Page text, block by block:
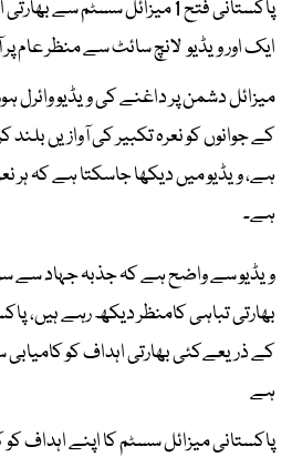
پاکستانی فتح 1 میزائل سسٹم سے
ایک اور ویڈیو لانچ سائٹ سے منظر عام
میزائل دشمن پر داغنے کی ویڈیو
کے جوانوں کو نعرہ تکبیر کی آوازیں
ہے، ویڈیو میں دیکھا جاسکتا ہے کہ ہر
ہے۔
ویڈیو سے واضح ہے کہ جذبہ جہاد سے
کے ذریعےکئی بھارتی اہداف کو کامیابی
ہے
پاکستانی میزائل سسٹم کا اپنے اہداف کو